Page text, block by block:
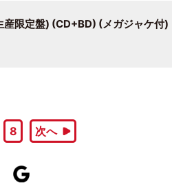
限定盤) (CD+BD) (メガジャケ付)
8 次へ